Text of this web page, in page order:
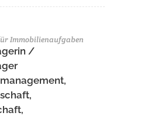
Immobilienaufgaben
/